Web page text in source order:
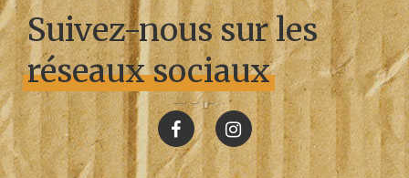
Suivez-nous sur les
réseaux sociaux